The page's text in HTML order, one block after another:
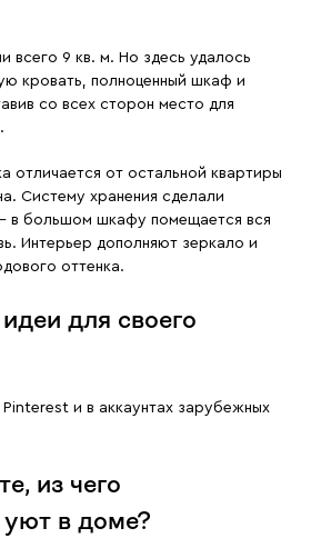
всего 9 кв. м. Но здесь удалось
кровать, полноценный шкаф и
со всех сторон место для
отличается от остальной квартиры
Систему хранения сделали
в большом шкафу помещается вся
Интерьер дополняют зеркало и
оттенка.
для своего
и в аккаунтах зарубежных
из чего
уют в доме?